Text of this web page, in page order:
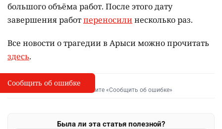
большого объёма работ. После этого дату
завершения работпереносилинесколько раз.
Все новости о трагедии в Арыси можно прочитать
здесь.
I
Сообщить об опечатке
Выделите фрагмент и нажмите «Сообщить об ошибке»
Была ли эта статья полезной?
Сообщить об ошибке